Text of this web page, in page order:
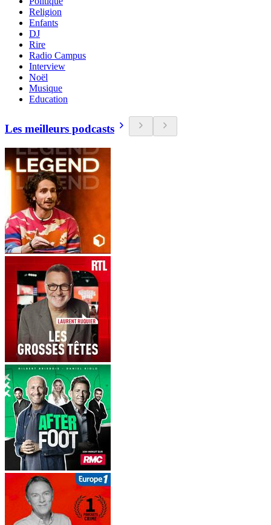
Religion
Enfants
DJ
Rire
Radio Campus
Interview
Noël
Musique
Education
Les meilleurs podcasts